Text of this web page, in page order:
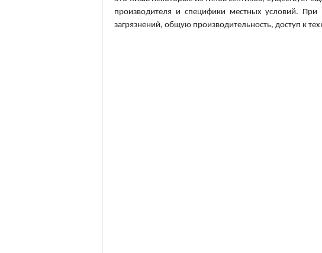
производителя и специфики местных условий.
загрязнений, общую производительность, доступ к